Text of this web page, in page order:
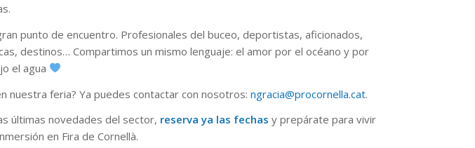
punto de encuentro. Profesionales del buceo, deportistas, aficionados,
destinos… Compartimos un mismo lenguaje: el amor por el océano y por
el agua
nuestra feria? Ya puedes contactar con nosotros:ngracia@procornella.cat.
últimas novedades del sector, reserva ya las fechas y prepárate para vivir
en Fira de Cornellà.